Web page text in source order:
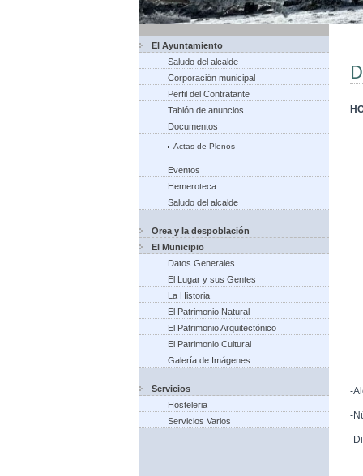
El Ayuntamiento
Saludo del alcalde
Corporación municipal
Perfil del Contratante
Tablón de anuncios
Documentos
Actas de Plenos
Eventos
Hemeroteca
Saludo del alcalde
Orea y la despoblación
El Municipio
Datos Generales
El Lugar y sus Gentes
La Historia
El Patrimonio Natural
El Patrimonio Arquitectónico
El Patrimonio Cultural
Galería de Imágenes
Servicios
Hosteleria
Servicios Varios
-
-
-